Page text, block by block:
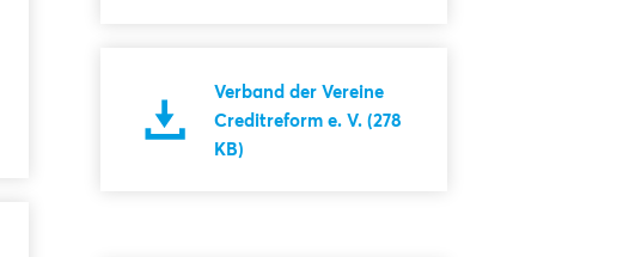
Verband der Vereine
Creditreform e. V. (278
KB)